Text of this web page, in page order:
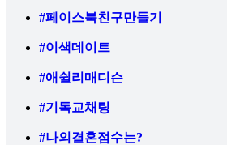
#페이스북친구만들기
#이색데이트
#애쉴리매디슨
#기독교채팅
#나의결혼점수는?